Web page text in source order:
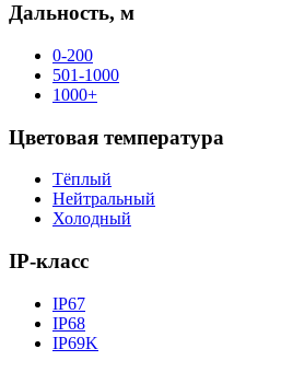
Дальность, м
0-200
501-1000
1000+
Цветовая температура
Тёплый
Нейтральный
Холодный
IP-класс
IP67
IP68
IP69K